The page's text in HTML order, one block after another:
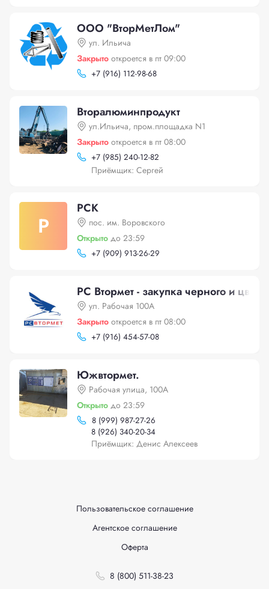
ООО "ВторМетЛом"
ул. Ильича
Закрыто откроется в пт 09:00
+7 (916) 112-98-68
Вторалюминпродукт
ул.Ильича, пром.площадка N1
Закрыто откроется в пт 08:00
+7 (985) 240-12-82
Приёмщик: Сергей
Р
РСК
пос. им. Воровского
Открыто до 23:59
+7 (909) 913-26-29
РС Втормет - закупка черного и
ул. Рабочая 100А
Закрыто откроется в пт 08:00
+7 (916) 454-57-08
Южвтормет.
Рабочая улица, 100А
Открыто до 23:59
8 (999) 987-27-26
8 (926) 340-20-34
Приёмщик: Денис Алексеев
Пользовательское соглашение
Агентское соглашение
Оферта
8 (800) 511-38-23